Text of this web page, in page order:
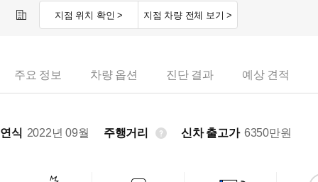
지점 위치 확인 > 지점 차량 전체 보기 >
주요 정보 차량 옵션 진단 결과 예상 견적
연식 2022년 09월 주행거리 신차 출고가 6350만원